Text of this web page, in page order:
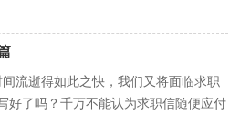
让大家都很苦恼吧，以下是小...
流逝得如此之快，我们又将面临求职
好了吗？千万不能认为求职信随便应付
理的毕业生护士求职信3篇...